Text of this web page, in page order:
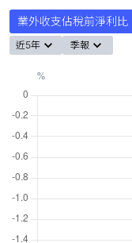
業外收支佔稅前淨利比
近5年 季報